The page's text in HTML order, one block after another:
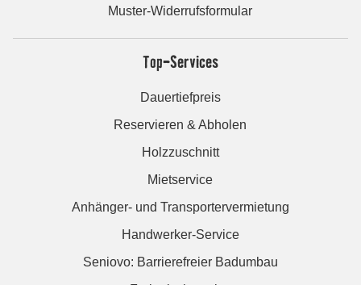
Muster-Widerrufsformular
Top-Services
Dauertiefpreis
Reservieren & Abholen
Holzzuschnitt
Mietservice
Anhänger- und Transportervermietung
Handwerker-Service
Seniovo: Barrierefreier Badumbau